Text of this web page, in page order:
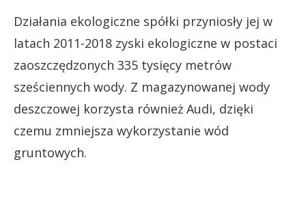
Działania ekologiczne spółki przyniosły jej w
latach 2011-2018 zyski ekologiczne w postaci
zaoszczędzonych 335 tysięcy metrów
sześciennych wody. Z magazynowanej wody
deszczowej korzysta również Audi, dzięki
czemu zmniejsza wykorzystanie wód
gruntowych.